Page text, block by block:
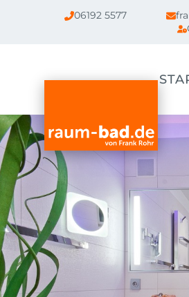
06192 5577